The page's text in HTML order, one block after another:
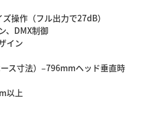
操作（フル出力で27dB）
、DMX制御
イン
ス寸法）‒796mmヘッド垂直時
以上